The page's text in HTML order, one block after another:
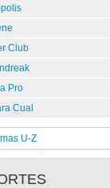
Club
Pro
Cual
U-Z